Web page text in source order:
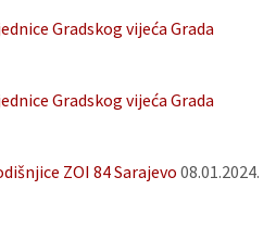
Gradskog vijeća Grada
Gradskog vijeća Grada
ZOI 84 Sarajevo 08.01.2024.